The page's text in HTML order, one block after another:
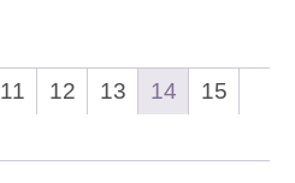
11 12 13 14
15